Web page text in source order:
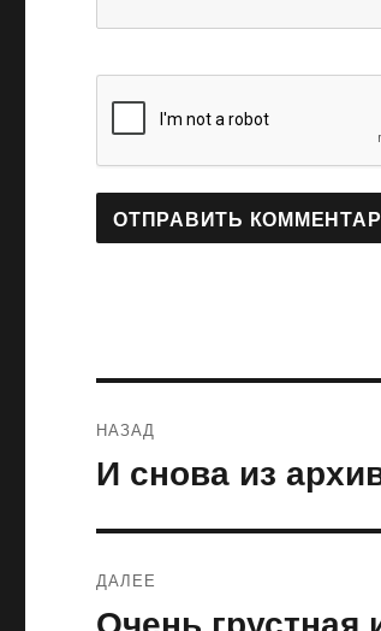
по
НАЗАД
Предыдущая
И снова из
ДАЛЕЕ
Следующая